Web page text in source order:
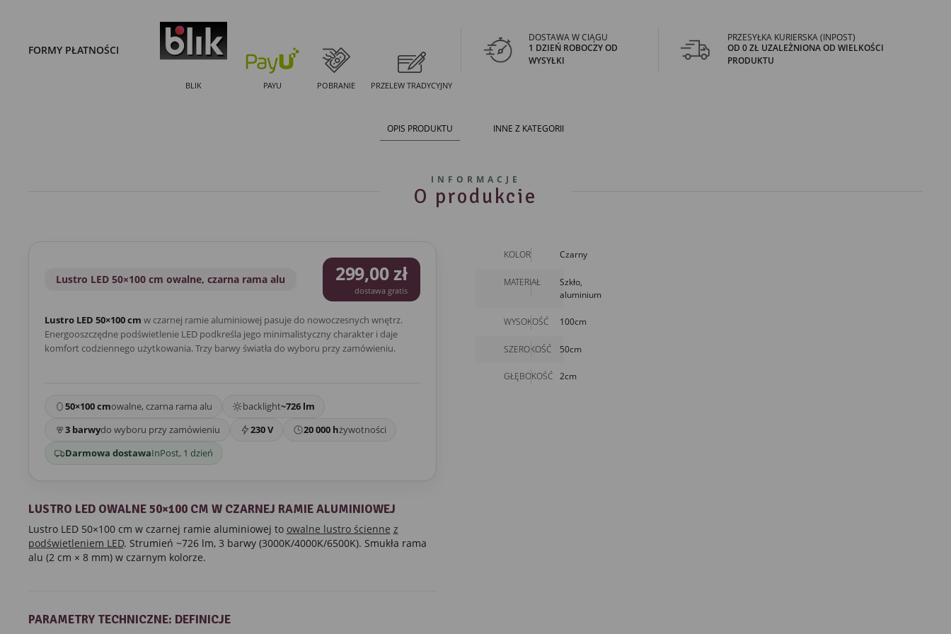
FORMY PŁATNOŚCI
BLIK PAYU POBRANIE PRZELEW TRADYCYJNY
DOSTAWA W CIĄGU
1 DZIEŃ ROBOCZY OD
WYSYŁKI
PRZESYŁKA KURIERSKA (INPOST)
OD 0 ZŁ UZALEŻNIONA OD WIELKOŚCI
PRODUKTU
OPIS PRODUKTU INNE Z KATEGORII
INFORMACJE
O produkcie
Lustro LED 50×100 cm owalne, czarna rama alu 299,00 zł
dostawa gratis
Lustro LED 50×100 cm w czarnej ramie aluminiowej pasuje do nowoczesnych wnętrz.
Energooszczędne podświetlenie LED podkreśla jego minimalistyczny charakter i daje
komfort codziennego użytkowania. Trzy barwy światła do wyboru przy zamówieniu.
50×100 cmowalne, czarna rama alu backlight~726 lm
3 barwydo wyboru przy zamówieniu 230 V 20 000 hżywotności
Darmowa dostawaInPost, 1 dzień
LUSTRO LED OWALNE 50×100 CM W CZARNEJ RAMIE ALUMINIOWEJ
Lustro LED 50×100 cm w czarnej ramie aluminiowej to owalne lustro ścienne z
podświetleniem LED. Strumień ~726 lm, 3 barwy (3000K/4000K/6500K). Smukła rama
alu (2 cm × 8 mm) w czarnym kolorze.
PARAMETRY TECHNICZNE: DEFINICJE
KOLOR Czarny
MATERIAŁ
Szkło,
aluminium
WYSOKOŚĆ 100cm
SZEROKOŚĆ 50cm
GŁĘBOKOŚĆ 2cm